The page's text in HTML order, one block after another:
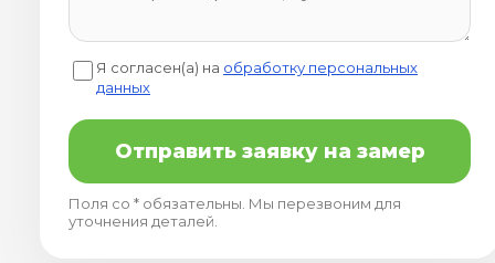
Я согласен(а) на обработку персональных
данных
Отправить заявку на замер
Поля со * обязательны. Мы перезвоним для
уточнения деталей.